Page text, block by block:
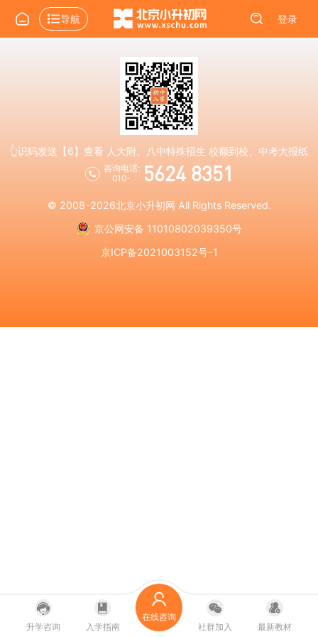
导航 登录
👆识码发送【6】查看 人大附、八中特殊招生 校额到校、中考大报纸
咨询电话:
010-
5624 8351
© 2008-2026北京小升初网 All Rights Reserved.
京公网安备 11010802039350号
京ICP备2021003152号-1
升学咨询 入学指南
在线咨询
社群加入
最新教材